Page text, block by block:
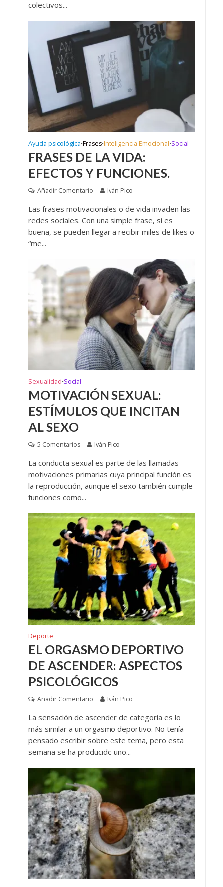
colectivos...
Ayuda psicológica•Frases•Inteligencia Emocional•Social
FRASES DE LA VIDA:
EFECTOS Y FUNCIONES.
Añadir Comentario Iván Pico
Las frases motivacionales o de vida invaden las
redes sociales. Con una simple frase, si es
buena, se pueden llegar a recibir miles de likes o
“me...
Sexualidad•Social
MOTIVACIÓN SEXUAL:
ESTÍMULOS QUE INCITAN
AL SEXO
5 Comentarios Iván Pico
La conducta sexual es parte de las llamadas
motivaciones primarias cuya principal función es
la reproducción, aunque el sexo también cumple
funciones como...
Deporte
EL ORGASMO DEPORTIVO
DE ASCENDER: ASPECTOS
PSICOLÓGICOS
Añadir Comentario Iván Pico
La sensación de ascender de categoría es lo
más similar a un orgasmo deportivo. No tenía
pensado escribir sobre este tema, pero esta
semana se ha producido uno...